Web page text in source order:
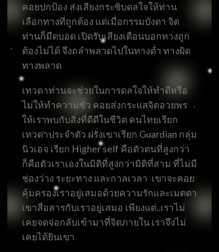
คอยปกป้อง ส่งเสียงกระซิบดลใจให้ท่าน
เลือกทางที่ถูกต้อง แต่เมื่อกรรมบังตา จิต
ท่านก็มืดบอด เปิดรับเสียงเตือนบอกทางถูก
ต้องไม่ได้ จึงถลำพลาดไปในทางต่ำ ทางผิด
ทางพลาด
เทวดาท่านจะช่วยในการดลใจให้ทำดีหรือ
ไม่ให้ทำความชั่ว คอยส่งกระแสจิตอวยพร
ให้เราพบกับสิ่งที่ดีดีในชีวิต คนไทยเรียก
เทวดาประจำตัว ฝรั่งเขาเรียก Guardian กลุ่ม
นิวเอจ เรียก Higher self คือตัวตนที่สูงกว่า
ก็คือตัวเราเองในมิติที่สูงกว่ามิติที่สาม ที่ไม่มี
ช่องว่าง ระยะทาง และกาลเวลา เขาจะคอย
คุ้มครองเราอยู่เสมอด้วยความรักและเมตตา
เขาสื่อสารกับเราอยู่เสมอ เพียงแต่..เราไม่
เคยจดจ่อกลับเข้ามาที่จิตภายใน เราจึงไม่
เคยได้ยินเขา